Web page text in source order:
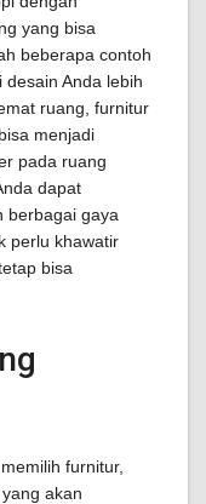
yang bisa
beberapa contoh
Anda lebih
ruang, furnitur
menjadi
pada ruang
dapat
berbagai gaya
perlu khawatir
bisa
furnitur,
akan